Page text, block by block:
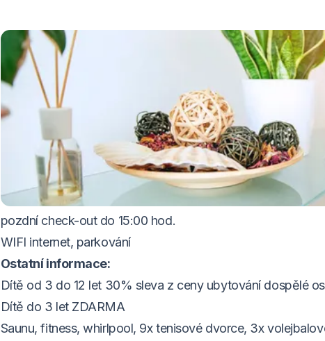
VOUCHER DO 30.11.2026
Cena balíčku zahrnuje:
2x ubytování pro dvě osoby
1x ovocná mísa na pokoj
2x cereální snídaně pro dvě osoby servírovaná přímo na
1x celodenní zapůjčení horských kol
pozdní check-out do 15:00 hod.
WIFI internet, parkování
Ostatní informace:
Dítě od 3 do 12 let 30% sleva z ceny ubytování dospělé
Dítě do 3 let ZDARMA
Saunu, fitness, whirlpool, 9x tenisové dvorce, 3x